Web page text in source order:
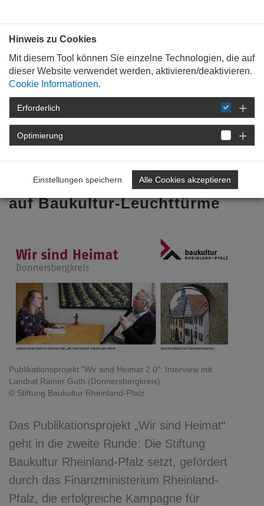
STARTSEITE
FORTBILDUNG
DETAIL
Wir sind Heimat 2.0: Fokus
auf Baukultur-Leuchttürme
Publikationsprojekt "Wir sind Heimat 2.0": Interview mit
Landrat Rainer Guth (Donnersbergkreis)
© Stiftung Baukultur Rheinland-Pfalz
Das Publikationsprojekt „Wir sind Heimat“
geht in die zweite Runde: Die Stiftung
Baukultur Rheinland-Pfalz setzt, gefördert
durch das Finanzministerium Rheinland-
Pfalz, die erfolgreiche Kampagne für
Hinweis zu Cookies
Mit diesem Tool können Sie einzelne Technologien, die auf
dieser Website verwendet werden, aktivieren/deaktivieren.
Cookie Informationen.
Erforderlich
Optimierung
Einstellungen speichern Alle Cookies akzeptieren